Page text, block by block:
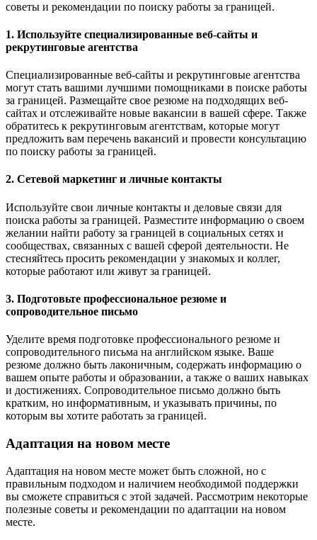
советы и рекомендации по поиску работы за границей.
1. Используйте специализированные веб-сайты и
рекрутинговые агентства
Специализированные веб-сайты и рекрутинговые агентства
могут стать вашими лучшими помощниками в поиске работы
за границей. Размещайте свое резюме на подходящих веб-
сайтах и отслеживайте новые вакансии в вашей сфере. Также
обратитесь к рекрутинговым агентствам, которые могут
предложить вам перечень вакансий и провести консультацию
по поиску работы за границей.
2. Сетевой маркетинг и личные контакты
Используйте свои личные контакты и деловые связи для
поиска работы за границей. Разместите информацию о своем
желании найти работу за границей в социальных сетях и
сообществах, связанных с вашей сферой деятельности. Не
стесняйтесь просить рекомендации у знакомых и коллег,
которые работают или живут за границей.
3. Подготовьте профессиональное резюме и
сопроводительное письмо
Уделите время подготовке профессионального резюме и
сопроводительного письма на английском языке. Ваше
резюме должно быть лаконичным, содержать информацию о
вашем опыте работы и образовании, а также о ваших навыках
и достижениях. Сопроводительное письмо должно быть
кратким, но информативным, и указывать причины, по
которым вы хотите работать за границей.
Адаптация на новом месте
Адаптация на новом месте может быть сложной, но с
правильным подходом и наличием необходимой поддержки
вы сможете справиться с этой задачей. Рассмотрим некоторые
полезные советы и рекомендации по адаптации на новом
месте.